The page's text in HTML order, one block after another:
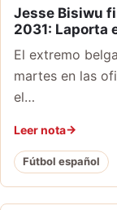
Jesse Bisiwu
2031: Laporta
El extremo
martes en las
el…
Leer nota
Fútbol español